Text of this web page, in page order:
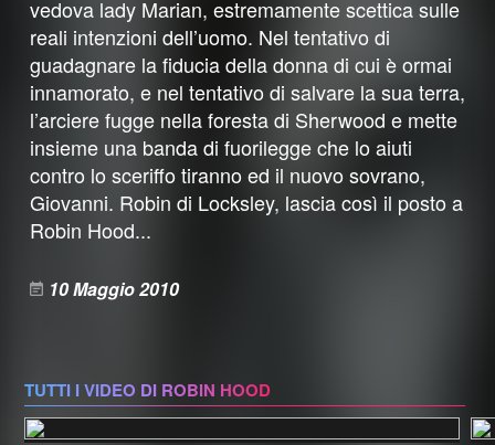
vedova lady Marian, estremamente scettica sulle
reali intenzioni dell’uomo. Nel tentativo di
guadagnare la fiducia della donna di cui è ormai
innamorato, e nel tentativo di salvare la sua terra,
l’arciere fugge nella foresta di Sherwood e mette
insieme una banda di fuorilegge che lo aiuti
contro lo sceriffo tiranno ed il nuovo sovrano,
Giovanni. Robin di Locksley, lascia così il posto a
Robin Hood...
10 Maggio 2010
TUTTI I VIDEO DI ROBIN HOOD